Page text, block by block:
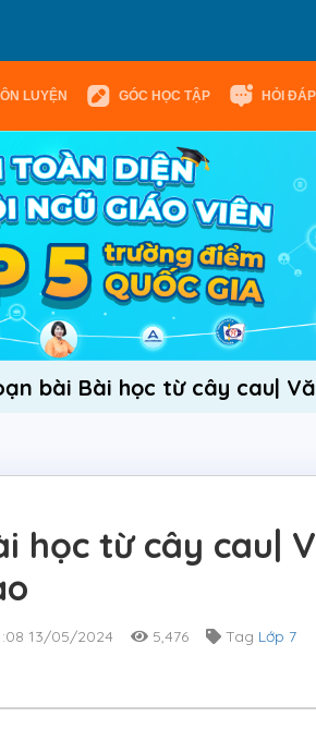
LUYỆN GÓC HỌC TẬP HỎI ĐÁP
bài Bài học từ cây cau|
học từ cây cau|
13/05/2024 5,476 Tag Lớp 7